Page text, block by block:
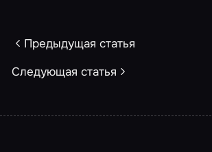
Предыдущая статья
Следующая статья